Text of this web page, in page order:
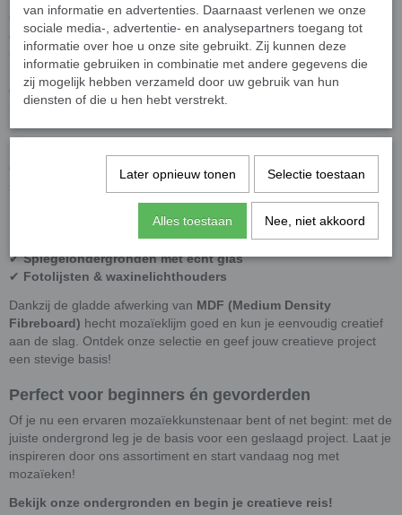
Op zoek naar de perfecteondergrond voor mozaïek of andere
creatieve technieken? BijMijn Mozaïek Shopvind je een
uitgebreide collectie ondergronden in diverse vormen en
materialen. Of je nu mozaïeksteentjes, verf, decoupage of andere
decoratietechnieken gebruikt, wij hebben de ideale basis voor jouw
kunstwerk!
Ruime keuze aan MDF figuren
MDF ondergronden
zijn perfect voor mozaïek, schilderen,
stippen, decoupage en meer. Kies uit verschillende vormen, zoals:
Ronde & vierkante ondergronden
Dieren & feestelijke figuren
✔Spiegelondergronden met echt glas
✔ Fotolijsten & waxinelichthouders
Dankzij de gladde afwerking van MDF (Medium Density
Fibreboard) hecht mozaïeklijm goed en kun je eenvoudig creatief
aan de slag. Ontdek onze selectie en geef jouw creatieve project
een stevige basis!
Perfect voor beginners én gevorderden
Of je nu een ervaren mozaïekkunstenaar bent of net begint: met de
juiste ondergrond leg je de basis voor een geslaagd project. Laat je
inspireren door ons assortiment en start vandaag nog met
mozaïeken!
Bekijk onze ondergronden en begin je creatieve reis!
van informatie en advertenties. Daarnaast verlenen we onze
sociale media-, advertentie- en analysepartners toegang tot
informatie over hoe u onze site gebruikt. Zij kunnen deze
informatie gebruiken in combinatie met andere gegevens die
zij mogelijk hebben verzameld door uw gebruik van hun
diensten of die u hen hebt verstrekt.
Later opnieuw tonen Selectie toestaan
Alles toestaan Nee, niet akkoord